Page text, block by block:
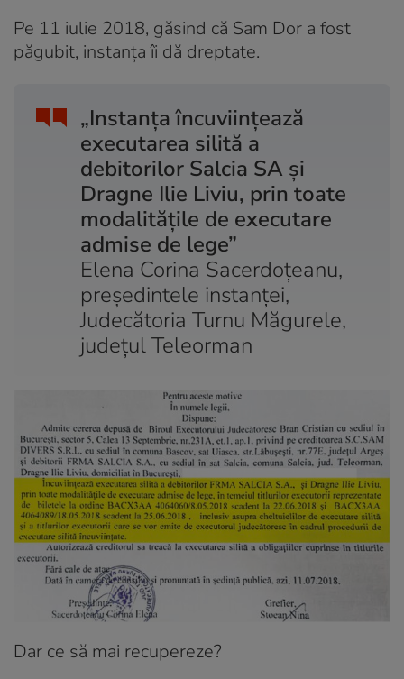
Pe 11 iulie 2018, găsind că Sam Dor a fost
păgubit, instanța îi dă dreptate.
„Instanța încuviințează
executarea silită a
debitorilor Salcia SA și
Dragne Ilie Liviu, prin toate
modalitățile de executare
admise de lege”
Elena Corina Sacerdoțeanu,
președintele instanței,
Judecătoria Turnu Măgurele,
județul Teleorman
Dar ce să mai recupereze?